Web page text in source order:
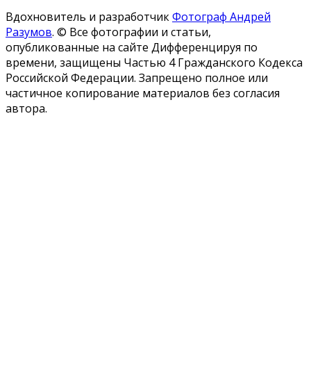
Вдохновитель и разработчикФотограф Андрей
Разумов. © Все фотографии и статьи,
опубликованные на сайте Дифференцируя по
времени, защищены Частью 4 Гражданского Кодекса
Российской Федерации. Запрещено полное или
частичное копирование материалов без согласия
автора.